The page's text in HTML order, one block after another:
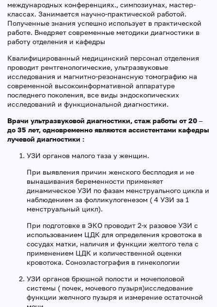
международных конференциях., симпозиумах, мастер-
классах. Занимается научно-практической работой.
Полученные знания успешно использует в практической
работе. Внедряет современные методики диагностики в
работу отделения и кафедры
Квалифицированный медицинский персонал отделения
проводит рентгенологические, ультразвуковые
исследования и магнитно-резонансную томографию на
современной высокоинформативной аппаратуре
последнего поколения, все виды эндоскопических
исследований и функциональной диагностики.
Врачи ультразвуковой диагностики, стаж работы от 20 –
до 35 лет, одновременно являются ассистентами кафедры
лучевой диагностики :
УЗИ органов малого таза у женщин.
При выявления причин женского бесплодия и не
вынашивания беременности применяет
динамическое УЗИ по фазам менструального цикла и
наблюдением за фолликулогенезом ( 4 УЗИ за 1
менструальный цикл).
При подготовке в ЭКО проводит 2-х разовое УЗИ с
использованием ЦДК для определения кровотока в
сосудах матки, наличия и функции желтого тела с
применением ЦДК и количественной оценки
кровотока. Соноэластография в гинекологии
УЗИ органов брюшной полости и мочеполовой
системы ( почек, мочевого пузыря)исследование
функции желчного пузыря и измерение остаточной